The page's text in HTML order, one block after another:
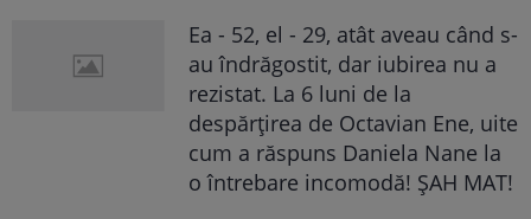
Ea - 52, el - 29, atât aveau când s-
au îndrăgostit, dar iubirea nu a
rezistat. La 6 luni de la
despărțirea de Octavian Ene, uite
cum a răspuns Daniela Nane la
o întrebare incomodă! ȘAH MAT!